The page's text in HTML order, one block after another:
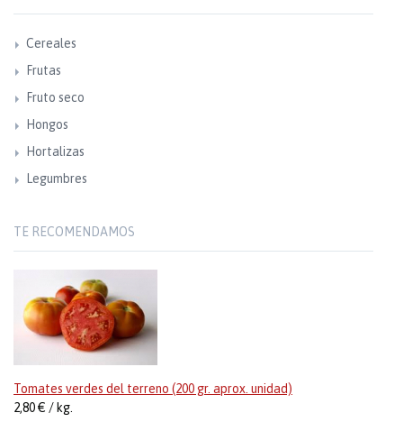
Cereales
Frutas
Fruto seco
Hongos
Hortalizas
Legumbres
TE RECOMENDAMOS
Tomates verdes del terreno (200 gr. aprox. unidad)
2,80 € / kg.